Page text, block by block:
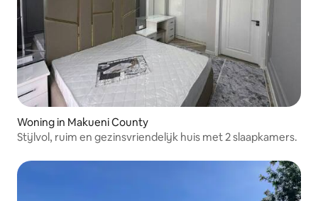
Woning in Makueni County
Stijlvol, ruim en gezinsvriendelijk huis met 2 slaapkamers.